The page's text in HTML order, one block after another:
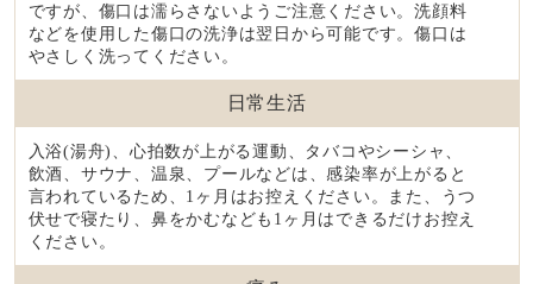
ですが、傷口は濡らさないようご注意ください。洗顔料
などを使用した傷口の洗浄は翌日から可能です。傷口は
やさしく洗ってください。
日常生活
入浴(湯舟)、心拍数が上がる運動、タバコやシーシャ、
飲酒、サウナ、温泉、プールなどは、感染率が上がると
言われているため、1ヶ月はお控えください。また、うつ
伏せで寝たり、鼻をかむなども1ヶ月はできるだけお控え
ください。